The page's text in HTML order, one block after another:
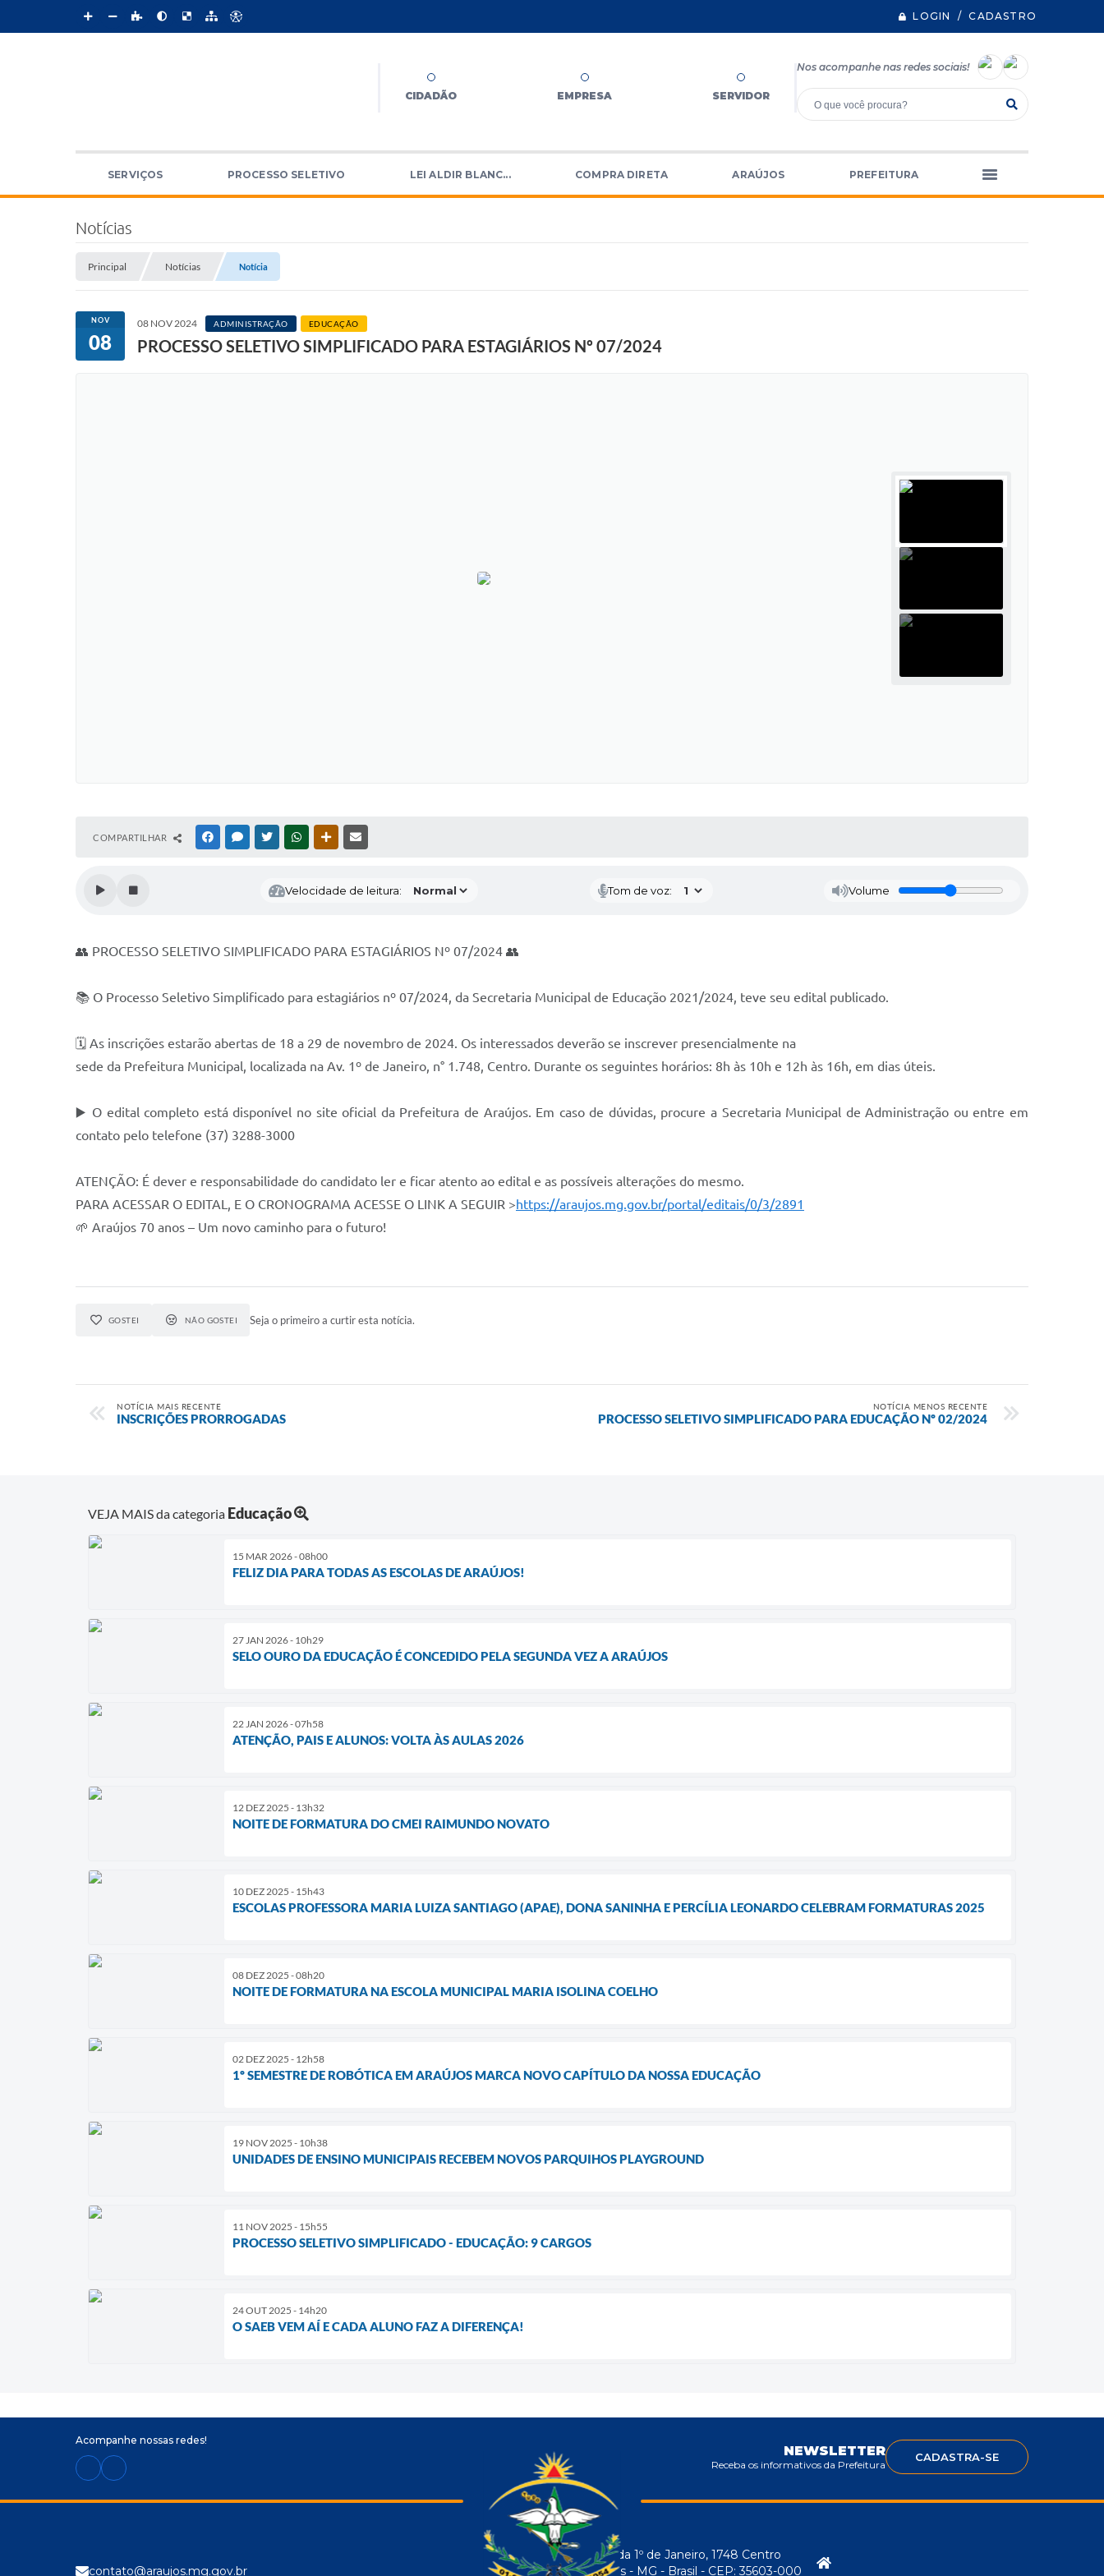
LOGIN / CADASTRO
CIDADÃO EMPRESA SERVIDOR
Nos acompanhe nas redes sociais!
SERVIÇOS PROCESSO SELETIVO LEI ALDIR BLANC... COMPRA DIRETA ARAÚJOS PREFEITURA
Notícias
Principal Notícias Notícia
NOV
08
08 NOV 2024 ADMINISTRAÇÃO EDUCAÇÃO
PROCESSO SELETIVO SIMPLIFICADO PARA ESTAGIÁRIOS Nº 07/2024
COMPARTILHAR FACEBOOKMESSENGER
TWITTERWHATSAPPOUTRAS MÍDIAS
Velocidade de leitura: Tom de voz: Volume
👥 PROCESSO SELETIVO SIMPLIFICADO PARA ESTAGIÁRIOS Nº 07/2024 👥
📚 O Processo Seletivo Simplificado para estagiários nº 07/2024, da Secretaria Municipal de Educação 2021/2024, teve seu edital publicado.
🗓️ As inscrições estarão abertas de 18 a 29 de novembro de 2024. Os interessados deverão se inscrever presencialmente na
sede da Prefeitura Municipal, localizada na Av. 1º de Janeiro, n° 1.748, Centro. Durante os seguintes horários: 8h às 10h e 12h às 16h, em dias úteis.
▶️ O edital completo está disponível no site oficial da Prefeitura de Araújos. Em caso de dúvidas, procure a Secretaria Municipal de Administração ou entre em
contato pelo telefone (37) 3288-3000
ATENÇÃO: É dever e responsabilidade do candidato ler e ficar atento ao edital e as possíveis alterações do mesmo.
PARA ACESSAR O EDITAL, E O CRONOGRAMA ACESSE O LINK A SEGUIR >https://araujos.mg.gov.br/portal/editais/0/3/2891
🌱 Araújos 70 anos – Um novo caminho para o futuro!
GOSTEI NÃO GOSTEI Seja o primeiro a curtir esta notícia.
NOTÍCIA MAIS RECENTE
INSCRIÇÕES PRORROGADAS
NOTÍCIA MENOS RECENTE
PROCESSO SELETIVO SIMPLIFICADO PARA EDUCAÇÃO Nº 02/2024
VEJA MAIS da categoria Educação
15 MAR 2026 - 08h00
FELIZ DIA PARA TODAS AS ESCOLAS DE ARAÚJOS!
27 JAN 2026 - 10h29
SELO OURO DA EDUCAÇÃO É CONCEDIDO PELA SEGUNDA VEZ A ARAÚJOS
22 JAN 2026 - 07h58
ATENÇÃO, PAIS E ALUNOS: VOLTA ÀS AULAS 2026
12 DEZ 2025 - 13h32
NOITE DE FORMATURA DO CMEI RAIMUNDO NOVATO
10 DEZ 2025 - 15h43
ESCOLAS PROFESSORA MARIA LUIZA SANTIAGO (APAE), DONA SANINHA E PERCÍLIA LEONARDO CELEBRAM FORMATURAS 2025
08 DEZ 2025 - 08h20
NOITE DE FORMATURA NA ESCOLA MUNICIPAL MARIA ISOLINA COELHO
02 DEZ 2025 - 12h58
1º SEMESTRE DE ROBÓTICA EM ARAÚJOS MARCA NOVO CAPÍTULO DA NOSSA EDUCAÇÃO
19 NOV 2025 - 10h38
UNIDADES DE ENSINO MUNICIPAIS RECEBEM NOVOS PARQUIHOS PLAYGROUND
11 NOV 2025 - 15h55
PROCESSO SELETIVO SIMPLIFICADO - EDUCAÇÃO: 9 CARGOS
24 OUT 2025 - 14h20
O SAEB VEM AÍ E CADA ALUNO FAZ A DIFERENÇA!
Acompanhe nossas redes!
NEWSLETTER
Receba os informativos da Prefeitura
CADASTRA-SE
contato@araujos.mg.gov.br
Avenida 1º de Janeiro, 1748 Centro
Araújos - MG - Brasil - CEP: 35603-000